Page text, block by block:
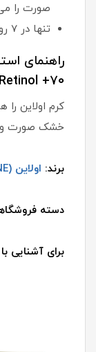
صورت را
تنها در 7 روز علائم پیری را کاهش می‌دهد
راهنمای
+70:
کرم اولاین
خشک صورت و
برند: اولاین (EVELINE)
دسته
برای آشنایی